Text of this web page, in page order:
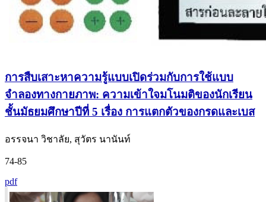
การสืบเสาะหาความรู้แบบเปิดร่วมกับการใช้แบบ
จำลองทางกายภาพ: ความเข้าใจมโนมติของนักเรียน
ชั้นมัธยมศึกษาปีที่ 5 เรื่อง การแตกตัวของกรดและเบส
อรรจนา วิชาลัย, สุวัตร นานันท์
74-85
pdf